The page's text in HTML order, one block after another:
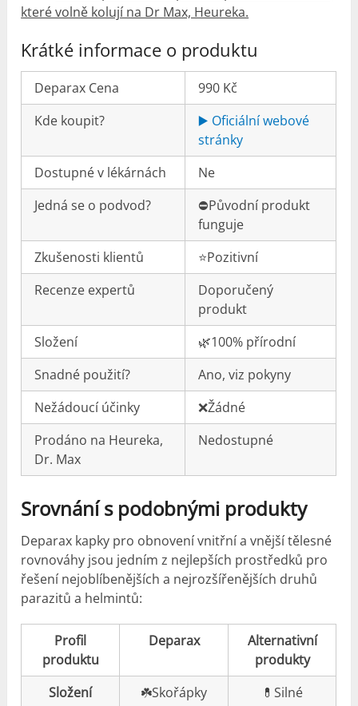
které volně kolují na Dr Max, Heureka.
Krátké informace o produktu
Deparax Cena
990 Kč
Kde koupit?
▶️ Oficiální webové
stránky
Dostupné v lékárnách
Ne
Jedná se o podvod?
⛔️Původní produkt
funguje
Zkušenosti klientů
⭐️Pozitivní
Recenze expertů
Doporučený
produkt
Složení
🌿100% přírodní
Snadné použití?
Ano, viz pokyny
Nežádoucí účinky
❌Žádné
Prodáno na Heureka,
Dr. Max
Nedostupné
Srovnání s podobnými produkty
Deparax kapky pro obnovení vnitřní a vnější tělesné
rovnováhy jsou jedním z nejlepších prostředků pro
řešení nejoblíbenějších a nejrozšířenějších druhů
parazitů a helmintů:
Profil
produktu
Deparax
Alternativní
produkty
Složení
☘️Skořápky
💊Silné